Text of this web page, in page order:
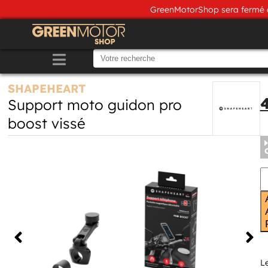
GreenMotorShop sera fermé
SHAPEHEART
Support moto guidon pro
boost vissé